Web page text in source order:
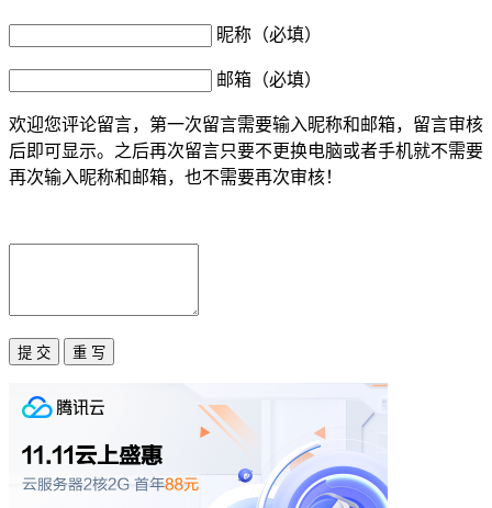
昵称（必填）
邮箱（必填）
欢迎您评论留言，第一次留言需要输入昵称和邮箱，留言审核
后即可显示。之后再次留言只要不更换电脑或者手机就不需要
再次输入昵称和邮箱，也不需要再次审核！